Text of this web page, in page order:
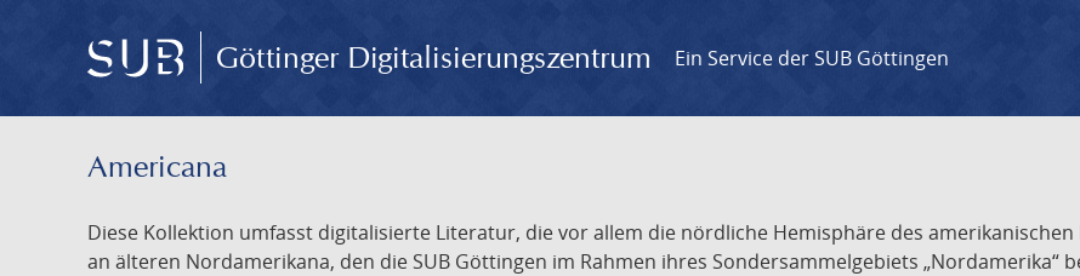
Göttinger Digitalisierungszentrum Ein Service der SUB Göttingen
Americana
Diese Kollektion umfasst digitalisierte Literatur, die vor allem die nördliche Hemisphäre des
an älteren Nordamerikana, den die SUB Göttingen im Rahmen ihres Sondersammelgebiets